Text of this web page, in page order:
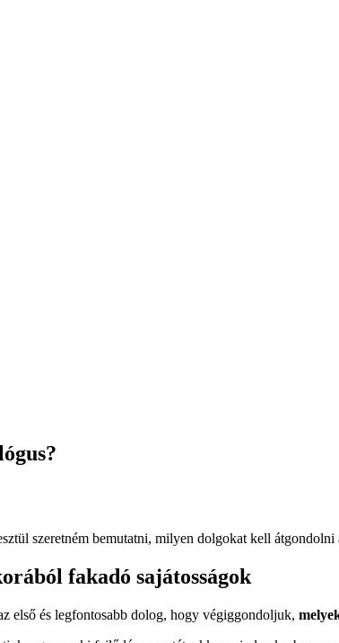
szeretném bemutatni, milyen dolgokat kell
fakadó sajátosságok
első és legfontosabb dolog, hogy végiggondoljuk,